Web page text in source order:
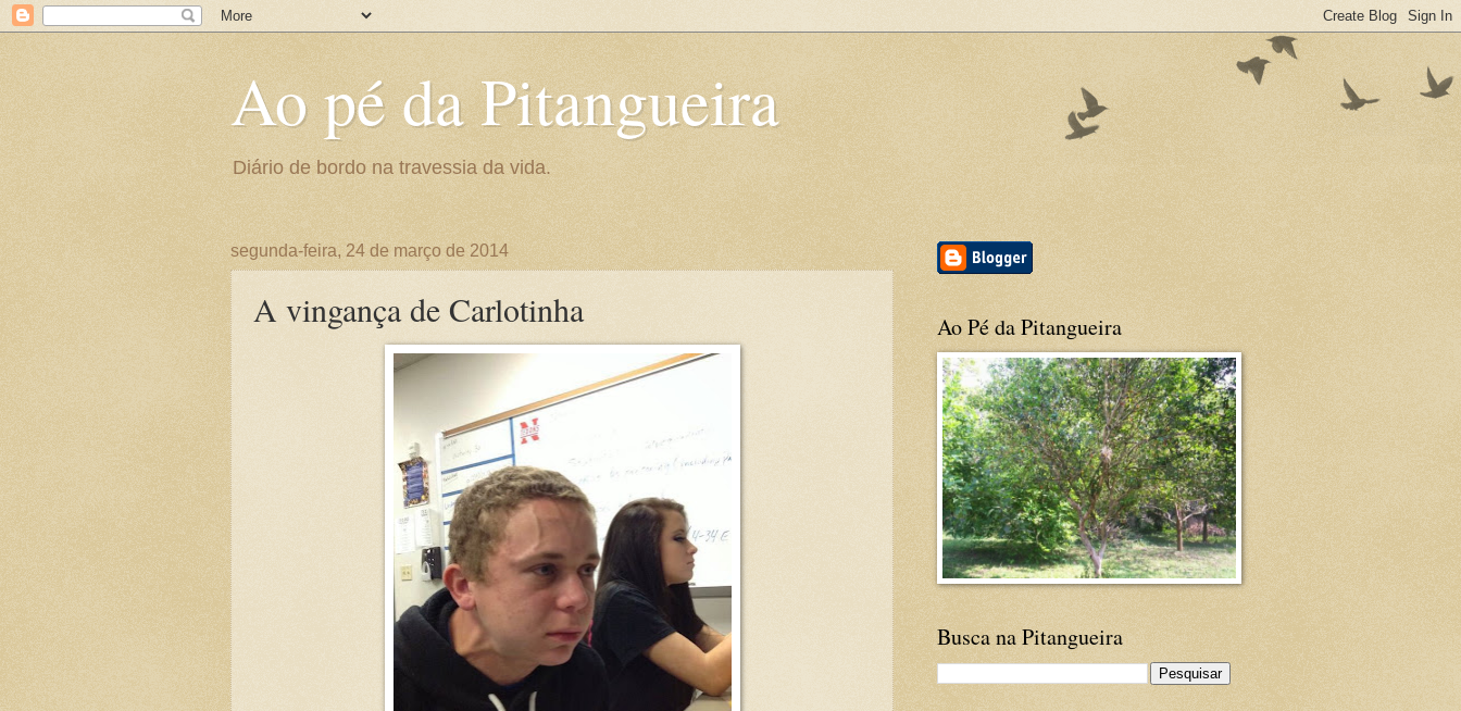
Ao pé da Pitangueira
Diário de bordo na travessia da vida.
segunda-feira, 24 de março de 2014
A vingança de Carlotinha Ao Pé da Pitangueira
Busca na Pitangueira